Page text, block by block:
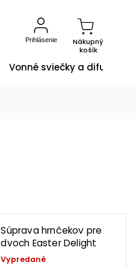
Nákupný
košík
Prihlásenie
Vonné sviečky a difuzéry
Súprava hrnčekov pre
dvoch Easter Delight
Vypredané